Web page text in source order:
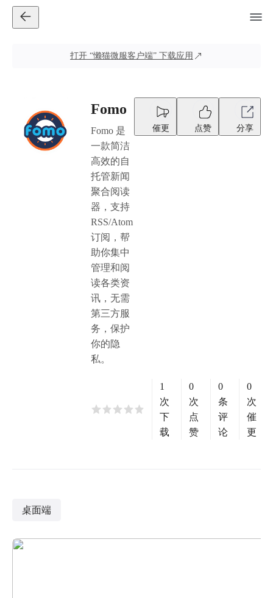
打开 “懒猫微服客户端” 下载应用
Fomo
Fomo 是
一款简洁
高效的自
托管新闻
聚合阅读
器，支持
RSS/Atom
订阅，帮
助你集中
管理和阅
读各类资
讯，无需
第三方服
务，保护
你的隐
私。
催更 点赞 分享
1
次
下
载
0
次
点
赞
0
条
评
论
0
次
催
更
桌面端